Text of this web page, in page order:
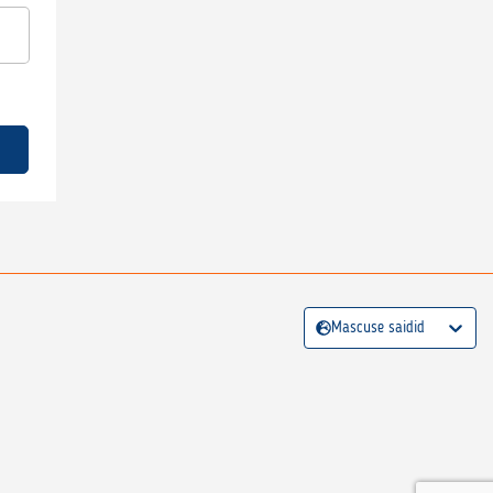
Mascuse saidid